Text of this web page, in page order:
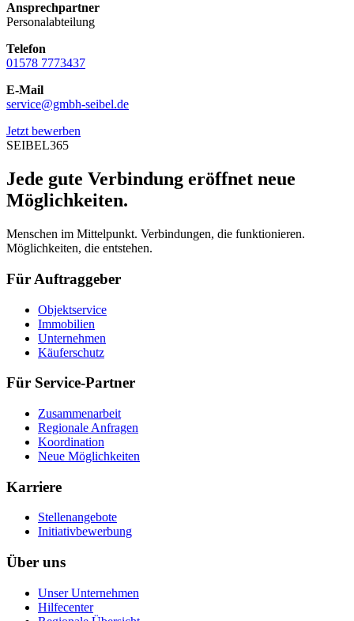
Ansprechpartner
Personalabteilung
Telefon
01578 7773437
E-Mail
service@gmbh-seibel.de
Jetzt bewerben
SEIBEL365
Jede gute Verbindung eröffnet neue
Möglichkeiten.
Menschen im Mittelpunkt. Verbindungen, die funktionieren.
Möglichkeiten, die entstehen.
Für Auftraggeber
Objektservice
Immobilien
Unternehmen
Käuferschutz
Für Service-Partner
Zusammenarbeit
Regionale Anfragen
Koordination
Neue Möglichkeiten
Karriere
Stellenangebote
Initiativbewerbung
Über uns
Unser Unternehmen
Hilfecenter